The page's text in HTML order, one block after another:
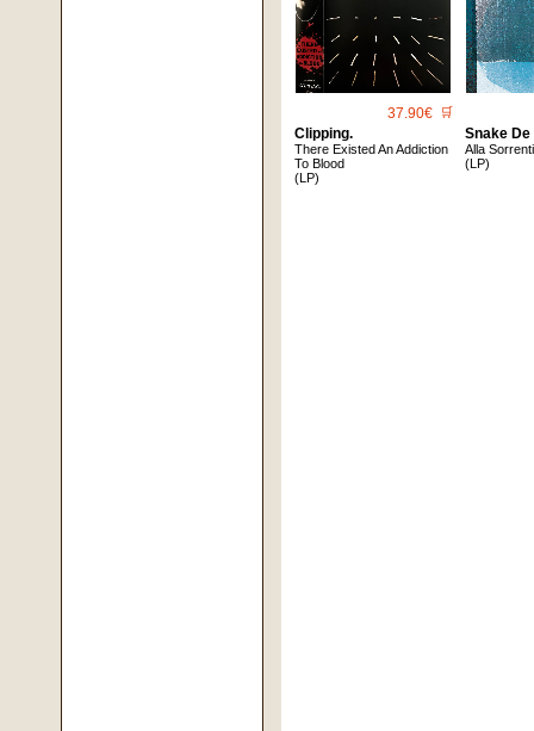
37.90€ 🛒
Clipping.
There Existed An Addiction
To Blood
(LP)
Snake De
Alla
(LP)